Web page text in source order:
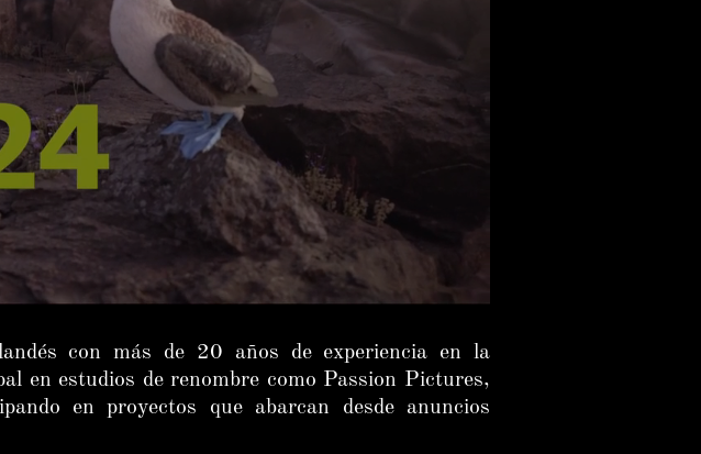
con más de 20 años de experiencia en la
en estudios de renombre como Passion Pictures,
en proyectos que abarcan desde anuncios